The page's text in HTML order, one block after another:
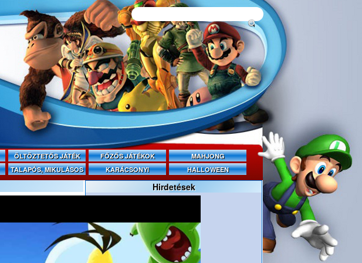
ÖLTÖZTETŐS JÁTÉK FŐZŐS JÁTÉKOK
MAHJONG
TALAPÓS, MIKULÁSOS KARÁCSONYI HALLOWEEN
Hirdetések